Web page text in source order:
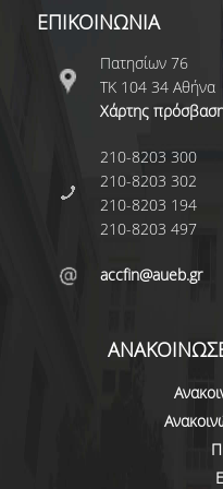
GUIDE
PROGRAM
ΕΠΙΚΟΙΝΩΝΙΑ
Πατησίων 76
ΤΚ 104 34 Αθήνα
Χάρτης
210-8203 300
210-8203 302
210-8203 194
210-8203 497
accfin@aueb.gr